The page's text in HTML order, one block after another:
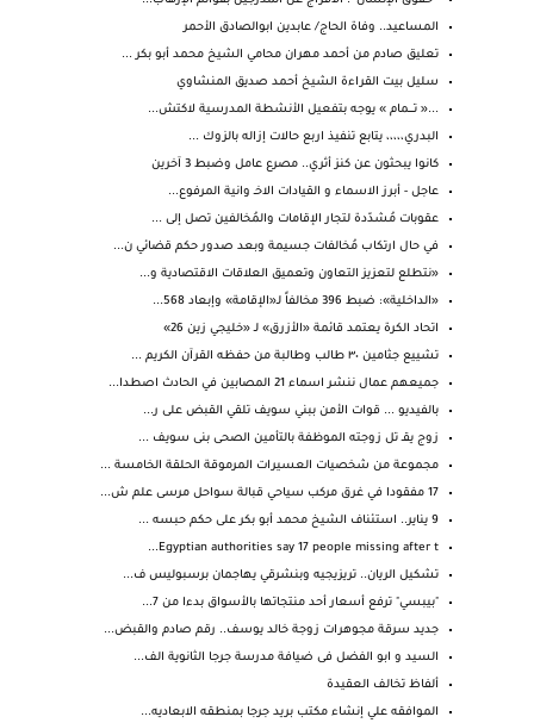
المساعيد.. وفاة الحاج/ عابدين ابوالصادق الأحمر
تعليق صادم من أحمد مهران محامي الشيخ محمد أبو بكر ...
سليل بيت القراءة الشيخ أحمد صديق المنشاوي
...« تــــمام » يوجه بتفعيل الأنشطة المدرسية لاكتش...
البدري،،،،، يتابع تنفيذ اربع حالات إزاله بالزوك ...
كانوا يبحثون عن كنز أثري.. مصرع عامل وضبط 3 آخرين
عاجل - أبرز الاسماء و القيادات الاخـ وانية المرفوع...
عقوبات مُشدّدة لتجار الإقامات والمُخالفين تصل إلى ...
في حال ارتكاب مُخالفات جسيمة وبعد صدور حكم قضائي ن...
«نتطلع لتعزيز التعاون وتعميق العلاقات الاقتصادية و...
«الداخلية»: ضبط 396 مخالفاً لـ«الإقامة» وإبعاد 568...
اتحاد الكرة يعتمد قائمة «الأزرق» لـ «خليجي زين 26»
تشييع جثامين ٣٠ طالب وطالبة من حفظه القرآن الكريم ...
جميعهم عمال ننشر اسماء 21 المصابين في الحادث اصطدا...
بالفيديو ... قوات الأمن ببني سويف تلقي القبض على ر...
زوج يقـ تل زوجته الموظفة بالتأمين الصحى بنى سويف ...
مجموعة من شخصيات العسيرات المرموقة الحلقة الخامسة ...
17 مفقودا في غرق مركب سياحي قبالة سواحل مرسى علم ش...
9 يناير.. استئناف الشيخ محمد أبو بكر على حكم حبسه ...
Egyptian authorities say 17 people missing after t...
تشكيل الريان.. تريزيجيه وبنشرقي يهاجمان برسبوليس ف...
"بيبسي" ترفع أسعار أحد منتجاتها بالأسواق بدءا من 7...
جديد سرقة مجوهرات زوجة خالد يوسف.. رقم صادم والقبض...
السيد و ابو الفضل فى ضيافة مدرسة جرجا الثانوية الف...
ألفاظ تخالف العقيدة
الموافقه علي إنشاء مكتب بريد جرجا بمنطقه الابعاديه...